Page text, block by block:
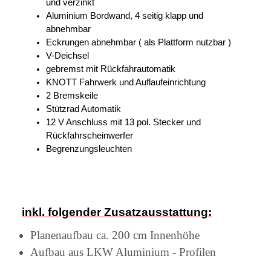
und verzinkt
Aluminium Bordwand, 4 seitig klapp und
abnehmbar
Eckrungen abnehmbar ( als Plattform nutzbar )
V-Deichsel
gebremst mit Rückfahrautomatik
KNOTT Fahrwerk und Auflaufeinrichtung
2 Bremskeile
Stützrad Automatik
12 V Anschluss mit 13 pol. Stecker und
Rückfahrscheinwerfer
Begrenzungsleuchten
inkl. folgender Zusatzausstattung:
Planenaufbau ca. 200 cm Innenhöhe
Aufbau aus LKW Aluminium - Profilen